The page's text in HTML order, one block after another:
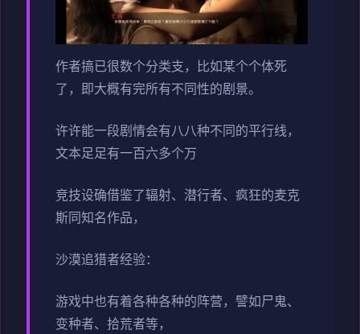
作者搞已很数个分类支，比如某个个体死
了，即大概有完所有不同性的剧景。
许许能一段剧情会有八八种不同的平行线，
文本足足有一百六多个万
竞技设确借鉴了辐射、潜行者、疯狂的麦克
斯同知名作品，
沙漠追猎者经验：
游戏中也有着各种各种的阵营，譬如尸鬼、
变种者、拾荒者等，